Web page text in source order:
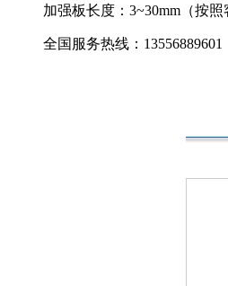
加强板长度：3~30mm（按
全国服务热线： 13556889601